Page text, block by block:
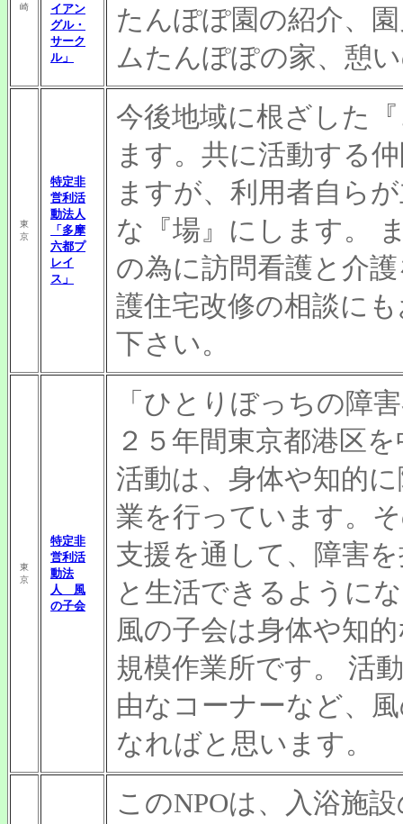
崎
イアン
グル・
サーク
ル」
たんぽぽ園の紹介、
ムたんぽぽの家、憩
東
京
特定非
営利活
動法人
「多摩
六都プ
レイ
ス」
今後地域に根ざした
ます。共に活動する
ますが、利用者自ら
な『場』にします。
の為に訪問看護と介
護住宅改修の相談に
下さい。
東
京
特定非
営利活
動法
人 風
の子会
「ひとりぼっちの障
２５年間東京都港区
活動は、身体や知的
業を行っています。
支援を通して、障害
と生活できるように
風の子会は身体や知
規模作業所です。 活
由なコーナーなど、
なればと思います。
このNPOは、入浴施